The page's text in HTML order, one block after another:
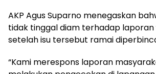
AKP Agus Suparno menegaskan
tidak tinggal diam terhadap
setelah isu tersebut ramai
“Kami merespons laporan